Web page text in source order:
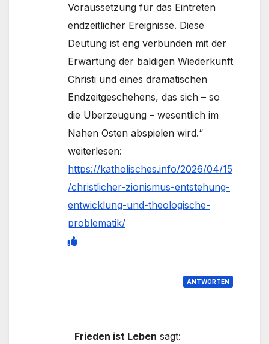
Voraussetzung für das Eintreten
endzeitlicher Ereignisse. Diese
Deutung ist eng verbunden mit der
Erwartung der baldigen Wiederkunft
Christi und eines dramatischen
Endzeitgeschehens, das sich – so
die Überzeugung – wesentlich im
Nahen Osten abspielen wird.“
weiterlesen:
https://katholisches.info/2026/04/15
/christlicher-zionismus-entstehung-
entwicklung-und-theologische-
problematik/
ANTWORTEN
Frieden ist Leben sagt: